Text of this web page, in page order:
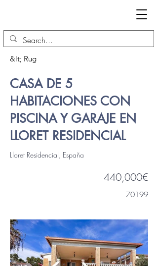
&lt; Rug
CASA DE 5
HABITACIONES CON
PISCINA Y GARAJE EN
LLORET RESIDENCIAL
Lloret Residencial, España
440,000€
70199